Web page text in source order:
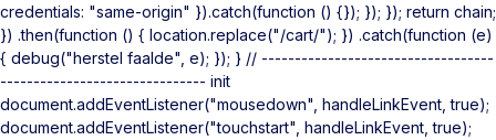
credentials: "same-origin" }).catch(function () {}); }); }); return chain;
}) .then(function () { location.replace("/cart/"); }) .catch(function (e)
{ debug("herstel faalde", e); }); } // -----------------------------------
------------------------------- init
document.addEventListener("mousedown", handleLinkEvent, true);
document.addEventListener("touchstart", handleLinkEvent, true);